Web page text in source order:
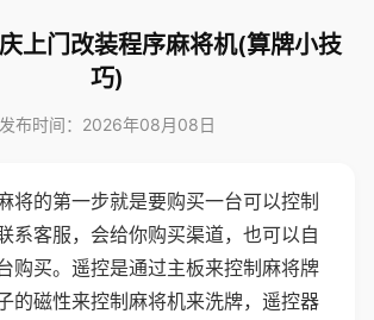
上门改装程序麻将机(算牌小技
巧)
发布时间：2026年08月08日
将的第一步就是要购买一台可以控制
系客服，会给你购买渠道，也可以自
购买。遥控是通过主板来控制麻将牌
的磁性来控制麻将机来洗牌，遥控器